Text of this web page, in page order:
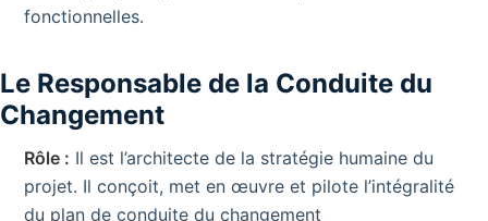
fonctionnelles.
Le Responsable de la Conduite du
Changement
Rôle : Il est l’architecte de la stratégie humaine du
projet. Il conçoit, met en œuvre et pilote l’intégralité
du plan de conduite du changement